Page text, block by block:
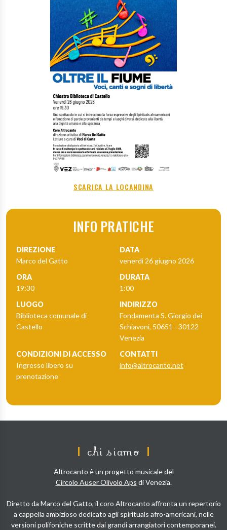
SCARICA LA LOCANDINA
INFO PRATICHE
DIREZIONE
Marco del Gatto
DATA
venerdì 26 giugno 2026
ORA
19:30
DURATA
1:00
LUOGO
Biblioteca comunale di
Castello
INDIRIZZO
Fondamenta S. Giorgio dei
Schiavoni, 50651 - 30122
Venezia
CONDIZIONI DI ACCESSO
Ingresso libero su
prenotazione
CONTATTI
info@altrocanto.net
chi siamo
Altrocanto è un progetto musicale del
Circolo Auser Olivolo Aps di Venezia.
Diretto da Marco del Gatto, il coro Altrocanto affronta un repertorio
a cappella ambizioso dedicato agli spirituals afro-americani, nelle
versioni polifoniche scritte dai grandi arrangiatori contemporanei.